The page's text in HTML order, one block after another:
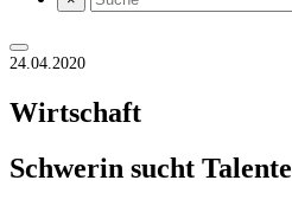
24.04.2020
Wirtschaft
Schwerin sucht Talente